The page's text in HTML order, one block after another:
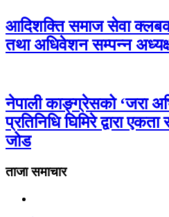
आदिशक्ति समाज सेवा
तथा अधिवेशन सम्पन्न
नेपाली काङ्ग्रेसको ‘जरा
प्रतिनिधि घिमिरे द्वारा
जोड
ताजा समाचार